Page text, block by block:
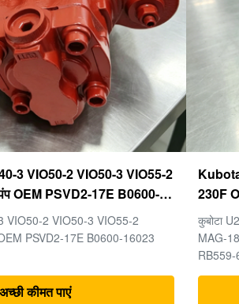
3 अंतिम ड्राइव KYB MAG-18VP-
B0240-18076 RB511-61290
78000 मिनी खुदाई भागों के लिए
खुदाई मशीन के पुर्जों के लिए अंतिम ड्राइव KYB
मोटर B0240-18076 RB511-61290
78000
सबसे अच्छी कीमत पाएं